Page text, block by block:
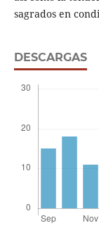
sagrados en
DESCARGAS